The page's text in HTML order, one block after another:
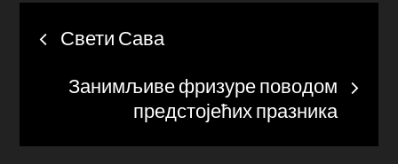
Post
navigation
Свети Сава
Занимљиве фризуре поводом
предстојећих празника